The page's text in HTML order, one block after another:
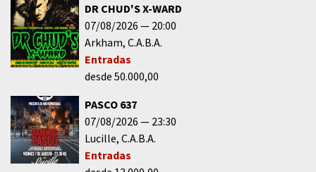
DR CHUD'S X-WARD
07/08/2026
20:00
Arkham C.A.B.A.
Entradas
desde 50.000,00
PASCO 637
07/08/2026
23:30
Lucille C.A.B.A.
Entradas